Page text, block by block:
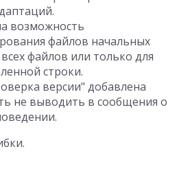
возможность
файлов начальных
файлов или только для
строки.
версии" добавлена
не выводить в сообщения о